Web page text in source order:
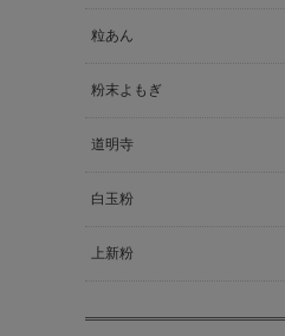
粒あん
粉末よもぎ
道明寺
白玉粉
上新粉